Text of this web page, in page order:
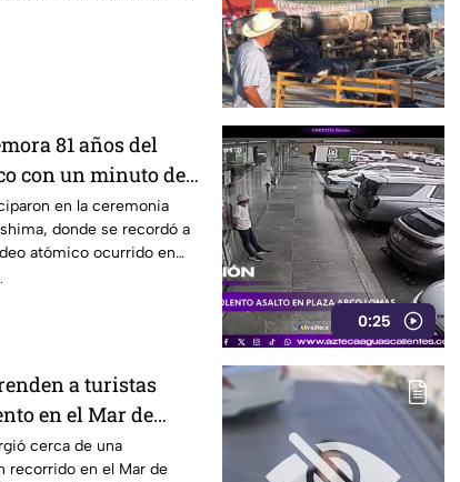
81 años del
con un minuto de
en la ceremonia
donde se recordó a
atómico ocurrido en
0:25
a turistas
en el Mar de
cerca de una
recorrido en el Mar de